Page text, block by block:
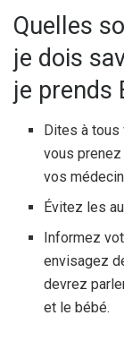
Quelles
je dois
je prends
Dites à
vous prenez
vos
Évitez les
Informez
envisagez
devrez
et le bébé.